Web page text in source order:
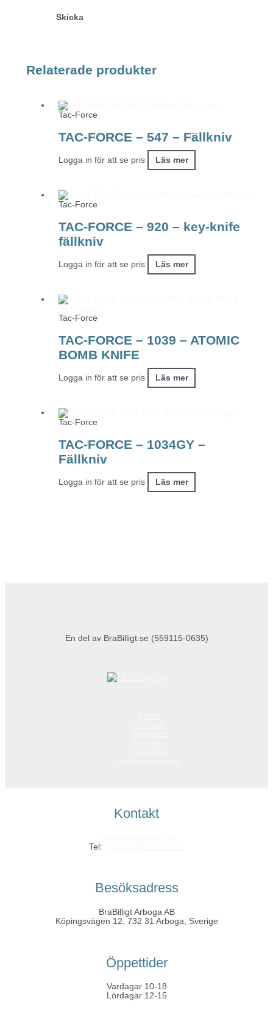
Relaterade produkter
Tac-Force
TAC-FORCE – 547 – Fällkniv
Logga in för att se pris Läs mer
Tac-Force
TAC-FORCE – 920 – key-knife
fällkniv
Logga in för att se pris Läs mer
Tac-Force
TAC-FORCE – 1039 – ATOMIC
BOMB KNIFE
Logga in för att se pris Läs mer
Tac-Force
TAC-FORCE – 1034GY –
Fällkniv
Logga in för att se pris Läs mer
En del av BraBilligt.se (559115-0635)
Kontakt
Tel:
Besöksadress
BraBilligt Arboga AB
Köpingsvägen 12, 732 31 Arboga, Sverige
Öppettider
Vardagar 10-18
Lördagar 12-15